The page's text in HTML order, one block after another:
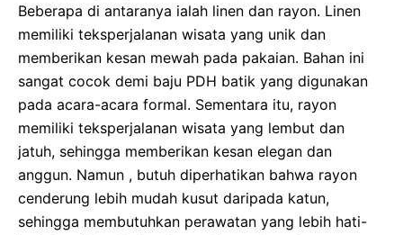
Beberapa di antaranya ialah linen dan rayon. Linen
memiliki teksperjalanan wisata yang unik dan
memberikan kesan mewah pada pakaian. Bahan ini
sangat cocok demi baju PDH batik yang digunakan
pada acara-acara formal. Sementara itu, rayon
memiliki teksperjalanan wisata yang lembut dan
jatuh, sehingga memberikan kesan elegan dan
anggun. Namun , butuh diperhatikan bahwa rayon
cenderung lebih mudah kusut daripada katun,
sehingga membutuhkan perawatan yang lebih hati-